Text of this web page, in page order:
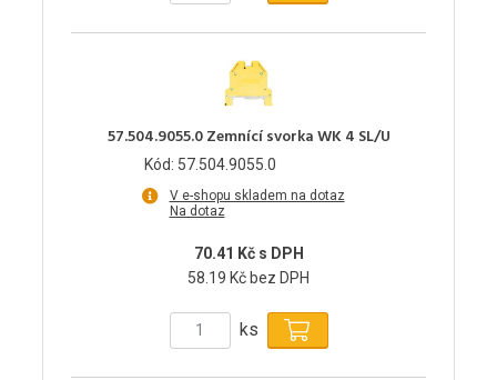
57.504.9055.0 Zemnící svorka WK 4 SL/U
Kód: 57.504.9055.0
V e-shopu skladem na dotaz
Na dotaz
70.41 Kč s DPH
58.19 Kč bez DPH
ks